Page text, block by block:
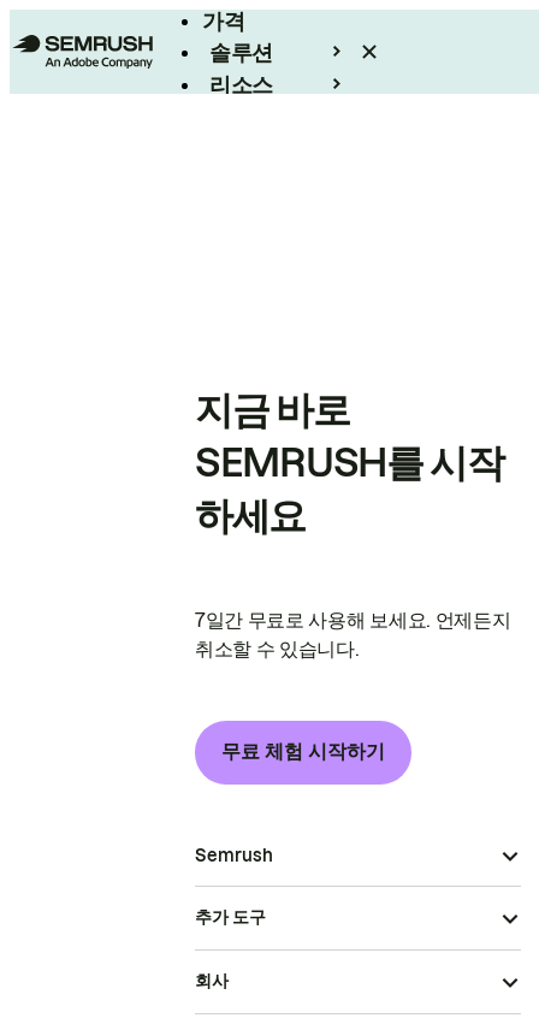
가격
솔루션
리소스
지금 바로
SEMRUSH를 시작
하세요
7일간 무료로 사용해 보세요. 언제든지
취소할 수 있습니다.
무료 체험 시작하기
Semrush
추가 도구
회사